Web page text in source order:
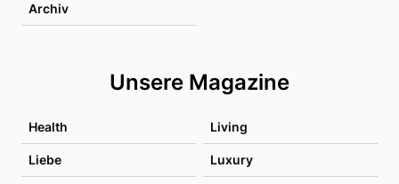
Archiv
Unsere Magazine
Health Living
Liebe Luxury